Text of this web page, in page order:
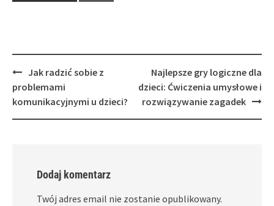
Post
navigation
Jak radzić sobie z
problemami
komunikacyjnymi u dzieci?
Najlepsze gry logiczne dla
dzieci: Ćwiczenia umysłowe i
rozwiązywanie zagadek
Dodaj komentarz
Twój adres email nie zostanie opublikowany.